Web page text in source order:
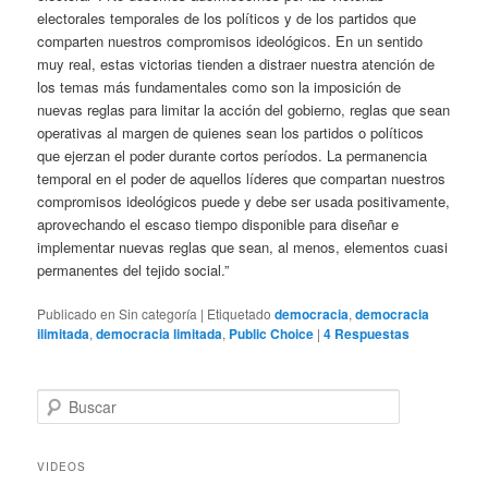
electorales temporales de los políticos y de los partidos que
comparten nuestros compromisos ideológicos. En un sentido
muy real, estas victorias tienden a distraer nuestra atención de
los temas más fundamentales como son la imposición de
nuevas reglas para limitar la acción del gobierno, reglas que sean
operativas al margen de quienes sean los partidos o políticos
que ejerzan el poder durante cortos períodos. La permanencia
temporal en el poder de aquellos líderes que compartan nuestros
compromisos ideológicos puede y debe ser usada positivamente,
aprovechando el escaso tiempo disponible para diseñar e
implementar nuevas reglas que sean, al menos, elementos cuasi
permanentes del tejido social.”
Publicado en Sin categoría | Etiquetado democracia,democracia
ilimitada,democracia limitada, Public Choice |4 Respuestas
u
c
VIDEOS